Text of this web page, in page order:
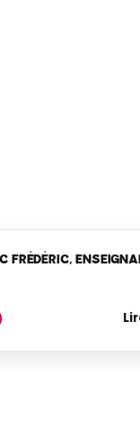
FRÉDÉRIC,